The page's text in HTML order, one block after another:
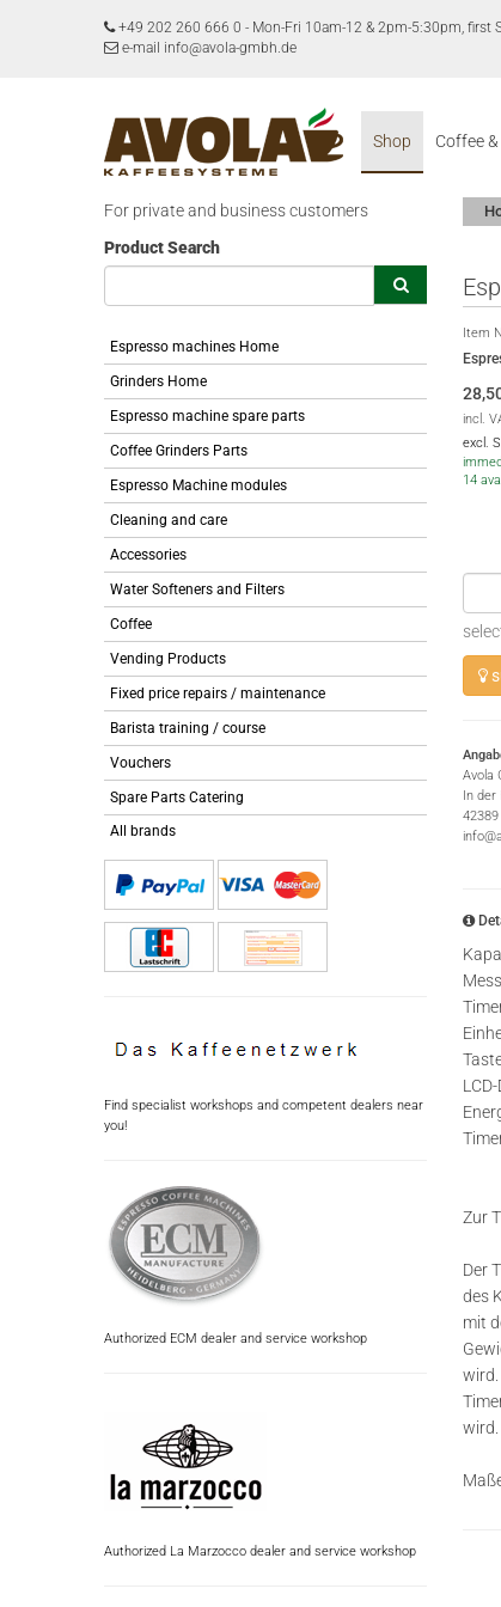
+49 202 260 666 0 - Mon-Fri 10am-12 & 2pm-5:30pm,
e-mail info@avola-gmbh.de
Shop Coffee
For private and business customers
Product Search
Espresso machines Home
Grinders Home
Espresso machine spare parts
Coffee Grinders Parts
Espresso Machine modules
Cleaning and care
Accessories
Water Softeners and Filters
Coffee
Vending Products
Fixed price repairs / maintenance
Barista training / course
Vouchers
Spare Parts Catering
All brands
Find specialist workshops and competent dealers near
you!
Authorized ECM dealer and service workshop
Authorized La Marzocco dealer and service workshop
Item
incl.
excl.
14
Avola
In der
42389
Zur
Der
des
mit
wird.
wird.